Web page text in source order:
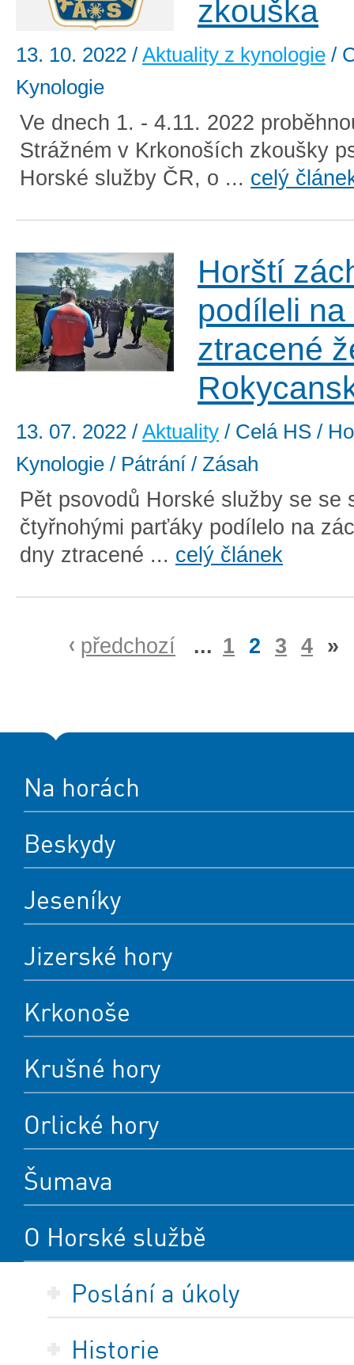
zkouška
13. 10. 2022 / Aktuality z kynologie /
Kynologie
Ve dnech 1. - 4.11. 2022
Strážném v Krkonoších zkoušky
Horské služby ČR, o ... celý
Horští
podíleli
ztracené
13. 07. 2022 / Aktuality / Celá HS /
Kynologie / Pátrání / Zásah
Pět psovodů Horské služby se se
čtyřnohými parťáky podílelo na
dny ztracené ... celý článek
předchozí ... 1 2 3 4 »
Na horách
Beskydy
Jeseníky
Jizerské hory
Krkonoše
Krušné hory
Orlické hory
Šumava
O Horské službě
Poslání a úkoly
Historie